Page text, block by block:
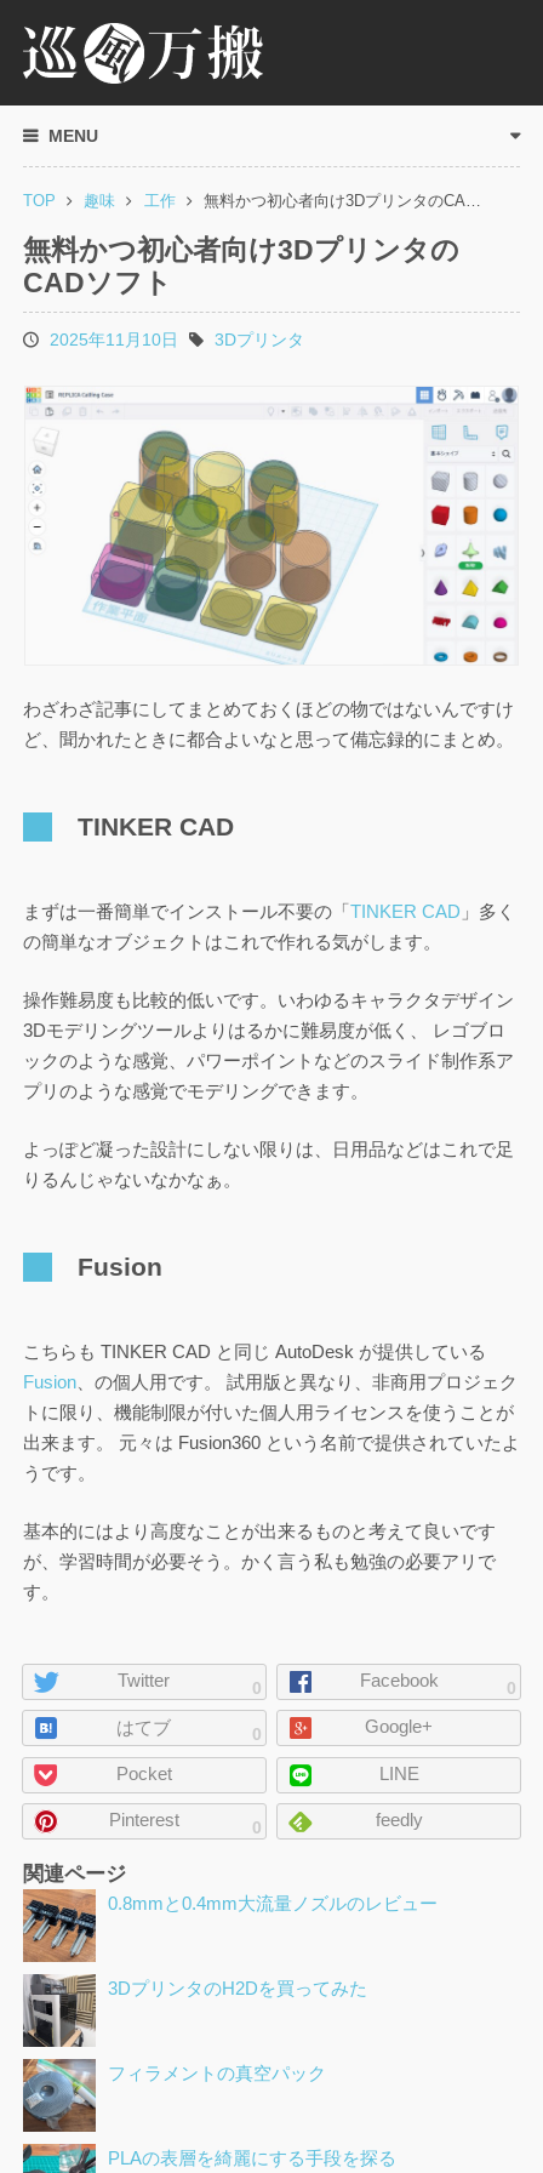
MENU
TOP 趣味 工作 無料かつ初心者向け3DプリンタのCA…
無料かつ初心者向け3Dプリンタの
CADソフト
投
日
2025年11月10日
タ3Dプリンタ
わざわざ記事にしてまとめておくほどの物ではないんですけ
ど、聞かれたときに都合よいなと思って備忘録的にまとめ。
TINKER CAD
まずは一番簡単でインストール不要の「 TINKER CAD 」多く
の簡単なオブジェクトはこれで作れる気がします。
操作難易度も比較的低いです。いわゆるキャラクタデザイン
3Dモデリングツールよりはるかに難易度が低く、 レゴブロ
ックのような感覚、パワーポイントなどのスライド制作系ア
プリのような感覚でモデリングできます。
よっぽど凝った設計にしない限りは、日用品などはこれで足
りるんじゃないなかなぁ。
Fusion
こちらも TINKER CAD と同じ AutoDesk が提供している
Fusion、の個人用です。 試用版と異なり、非商用プロジェク
トに限り、機能制限が付いた個人用ライセンスを使うことが
出来ます。 元々は Fusion360 という名前で提供されていたよ
うです。
基本的にはより高度なことが出来るものと考えて良いです
が、学習時間が必要そう。かく言う私も勉強の必要アリで
す。
ペ
ー
ジ
の
シ
ェ
0
Twitter 0
Facebook
0
はてブ Google+
Pocket LINE
0
Pinterest feedly
関連ページ
0.8mmと0.4mm大流量ノズルのレビュー
3DプリンタのH2Dを買ってみた
フィラメントの真空パック
PLAの表層を綺麗にする手段を探る